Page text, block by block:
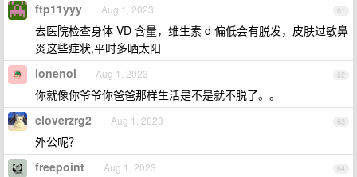
61
ftp11yyy Aug 1, 2023
去医院检查身体 VD 含量，维生素 d 偏低会有脱发，皮肤过敏鼻
炎这些症状,平时多晒太阳
62
lonenol Aug 1, 2023
你就像你爷爷你爸爸那样生活是不是就不脱了。。
63
cloverzrg2 Aug 1, 2023
外公呢？
64
freepoint Aug 1, 2023